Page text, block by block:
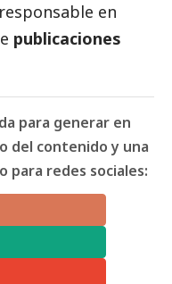
en
publicaciones
para generar en
del contenido y una
para redes sociales: